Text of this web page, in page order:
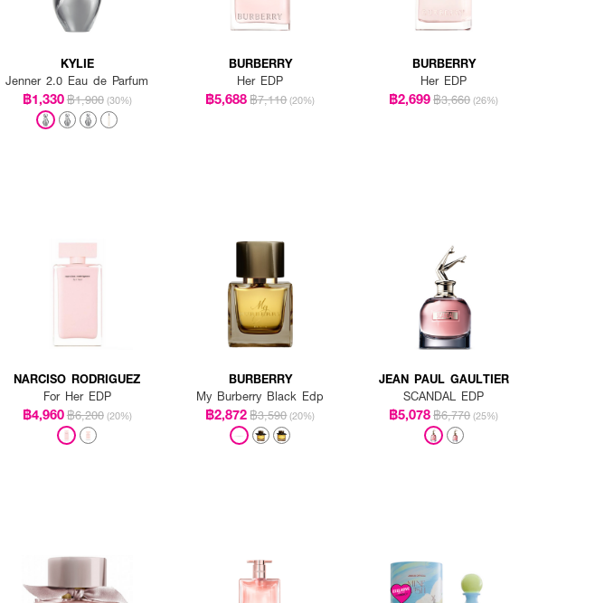
KYLIE
Jenner 2.0 Eau de Parfum
฿1,330฿1,900 (30%)
BURBERRY
Her EDP
฿5,688฿7,110 (20%)
BURBERRY
Her EDP
฿2,699฿3,660 (26%)
NARCISO RODRIGUEZ
For Her EDP
฿4,960฿6,200 (20%)
BURBERRY
My Burberry Black Edp
฿2,872฿3,590 (20%)
JEAN PAUL GAULTIER
SCANDAL EDP
฿5,078฿6,770 (25%)